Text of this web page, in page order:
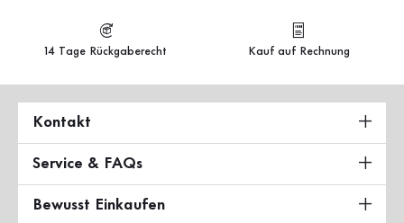
14 Tage Rückgaberecht Kauf auf Rechnung
Kontakt
Service & FAQs
Bewusst Einkaufen